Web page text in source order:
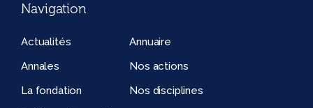
Navigation
Actualités
Annuaire
Annales
Nos actions
La fondation
Nos disciplines